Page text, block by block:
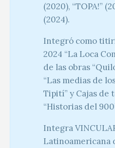
(2020), “TOPA!”
(2024).
Integró como
2024 “La Loca
de las obras
“Las medias de
Tipití” y Cajas
“Historias del
Integra
Latinoamericana